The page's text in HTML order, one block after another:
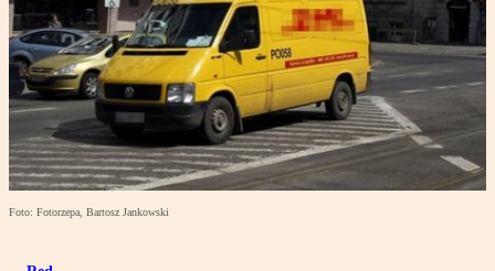
Foto: Fotorzepa, Bartosz Jankowski